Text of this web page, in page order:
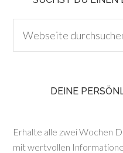
DEINE
Erhalte alle zwei Wochen
mit wertvollen